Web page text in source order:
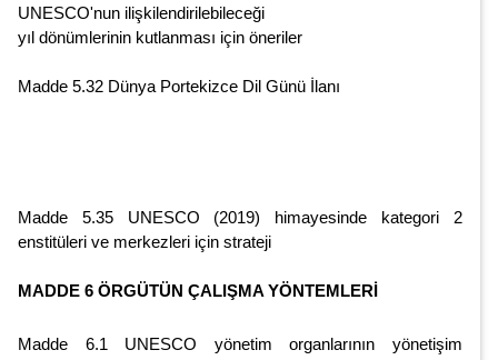
UNESCO'nun ilişkilendirilebileceği
yıl dönümlerinin kutlanması için öneriler
Madde 5.32 Dünya Portekizce Dil Günü İlanı
Madde 5.35 UNESCO (2019) himayesinde kategori 2
enstitüleri ve merkezleri için strateji
MADDE 6 ÖRGÜTÜN ÇALIŞMA YÖNTEMLERİ
Madde 6.1 UNESCO yönetim organlarının yönetişim